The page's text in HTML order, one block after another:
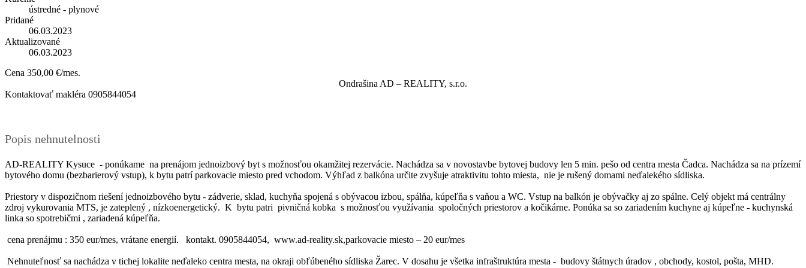
ústredné - plynové
Pridané
06.03.2023
Aktualizované
06.03.2023
Cena 350,00 €/mes.
Ondrašina AD – REALITY, s.r.o.
Kontaktovať makléra 0905844054
Popis nehnutelnosti
AD-REALITY Kysuce - ponúkame na prenájom jednoizbový byt s možnosťou okamžitej rezervácie. Nachádza sa v novostavbe bytovej budovy len 5 min. pešo od centra mesta Čadca. Nachádza sa na prízemí
bytového domu (bezbarierový vstup), k bytu patrí parkovacie miesto pred vchodom. Výhľad z balkóna určite zvyšuje atraktivitu tohto miesta, nie je rušený domami neďalekého sídliska.
Priestory v dispozičnom riešení jednoizbového bytu - zádverie, sklad, kuchyňa spojená s obývacou izbou, spálňa, kúpeľňa s vaňou a WC. Vstup na balkón je obývačky aj zo spálne. Celý objekt má centrálny
zdroj vykurovania MTS, je zateplený , nízkoenergetický. K bytu patri pivničná kobka s možnosťou využívania spoločných priestorov a kočikárne. Ponúka sa so zariadením kuchyne aj kúpeľne - kuchynská
linka so spotrebičmi , zariadená kúpeľňa.
cena prenájmu : 350 eur/mes, vrátane energií. kontakt. 0905844054, www.ad-reality.sk,parkovacie miesto – 20 eur/mes
Nehnuteľnosť sa nachádza v tichej lokalite neďaleko centra mesta, na okraji obľúbeného sídliska Žarec. V dosahu je všetka infraštruktúra mesta - budovy štátnych úradov , obchody, kostol, pošta, MHD.